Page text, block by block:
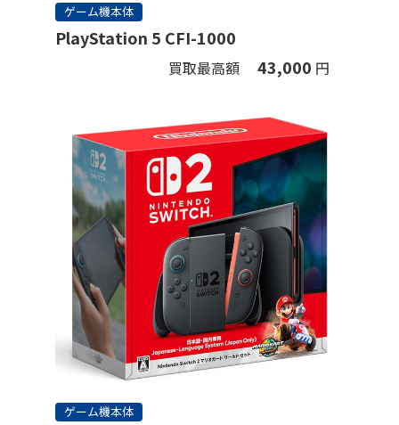
ゲーム機本体
PlayStation 5 CFI-1000
買取最高額 43,000 円
ゲーム機本体